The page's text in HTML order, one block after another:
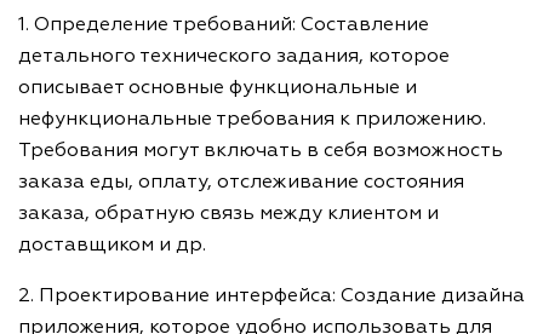
1. Определение требований: Составление
детального технического задания, которое
описывает основные функциональные и
нефункциональные требования к приложению.
Требования могут включать в себя возможность
заказа еды, оплату, отслеживание состояния
заказа, обратную связь между клиентом и
доставщиком и др.
2. Проектирование интерфейса: Создание дизайна
приложения, которое удобно использовать для